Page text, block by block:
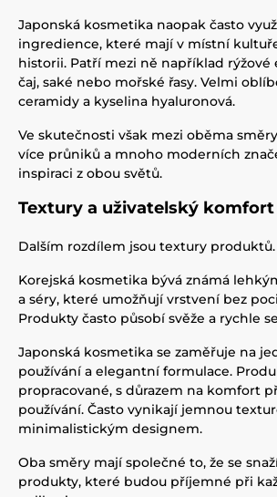
Japonská kosmetika naopak často
ingredience, které mají v místní
historii. Patří mezi ně například rýžové
čaj, saké nebo mořské řasy. Velmi
ceramidy a kyselina hyaluronová.
Ve skutečnosti však mezi oběma
více průniků a mnoho moderních
inspiraci z obou světů.
Textury a uživatelský komfort
Dalším rozdílem jsou textury produktů.
Korejská kosmetika bývá známá
a séry, které umožňují vrstvení bez
Produkty často působí svěže a rychle
Japonská kosmetika se zaměřuje na
používání a elegantní formulace.
propracované, s důrazem na komfort
používání. Často vynikají jemnou
minimalistickým designem.
Oba směry mají společné to, že se
produkty, které budou příjemné při